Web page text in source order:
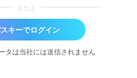
または
キーでログイン
タは当社には送信されません